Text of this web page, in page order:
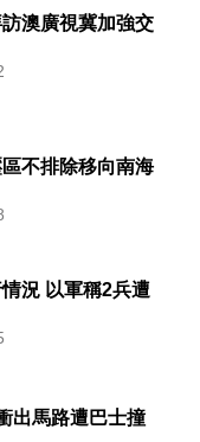
澳廣視冀加強交
不排除移向南海
況 以軍稱2兵遭
出馬路遭巴士撞